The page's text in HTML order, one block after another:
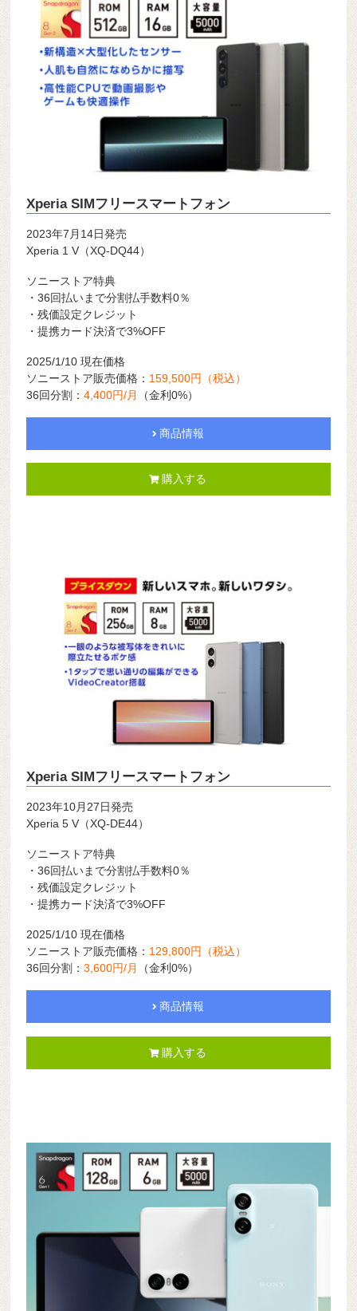
Xperia SIMフリースマートフォン
2023年7月14日発売
Xperia 1 V（XQ-DQ44）
ソニーストア特典
・36回払いまで分割払手数料0％
・残価設定クレジット
・提携カード決済で3%OFF
2025/1/10 現在価格
ソニーストア販売価格： 159,500円（税込）
36回分割：4,400円/月 （金利0%）
商品情報
購入する
Xperia SIMフリースマートフォン
2023年10月27日発売
Xperia 5 V（XQ-DE44）
ソニーストア特典
・36回払いまで分割払手数料0％
・残価設定クレジット
・提携カード決済で3%OFF
2025/1/10 現在価格
ソニーストア販売価格： 129,800円（税込）
36回分割：3,600円/月 （金利0%）
商品情報
購入する